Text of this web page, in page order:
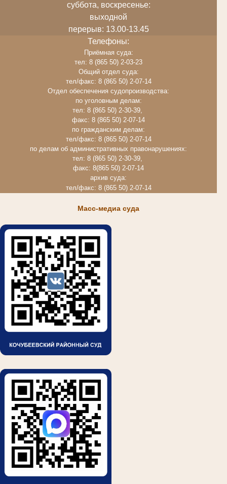
суббота, воскресенье:
выходной
перерыв: 13.00-13.45
Телефоны:
Приёмная суда:
тел: 8 (865 50) 2-03-23
Общий отдел суда:
тел/факс: 8 (865 50) 2-07-14
Отдел обеспечения судопроизводства:
по уголовным делам:
тел: 8 (865 50) 2-30-39,
факс: 8 (865 50) 2-07-14
по гражданским делам:
тел/факс: 8 (865 50) 2-07-14
по делам об административных правонарушениях:
тел: 8 (865 50) 2-30-39,
факс: 8(865 50) 2-07-14
архив суда:
тел/факс: 8 (865 50) 2-07-14
Масс-медиа суда